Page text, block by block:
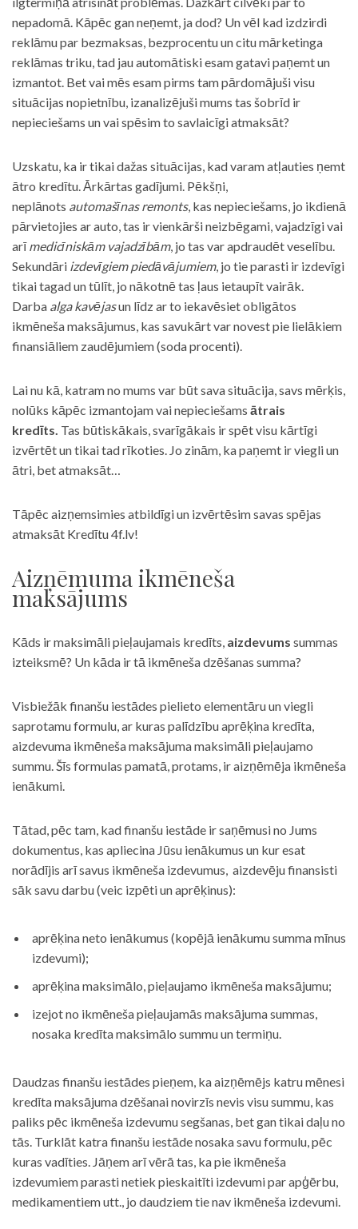
nepadomā. Kāpēc gan neņemt, ja dod? Un vēl kad izdzirdi
reklāmu par bezmaksas, bezprocentu un citu mārketinga
reklāmas triku, tad jau automātiski esam gatavi paņemt un
izmantot. Bet vai mēs esam pirms tam pārdomājuši visu
situācijas nopietnību, izanalizējuši mums tas šobrīd ir
nepieciešams un vai spēsim to savlaicīgi atmaksāt?
Uzskatu, ka ir tikai dažas situācijas, kad varam atļauties ņemt
ātro kredītu. Ārkārtas gadījumi. Pēkšņi,
neplānots automašīnas remonts, kas nepieciešams, jo ikdienā
pārvietojies ar auto, tas ir vienkārši neizbēgami, vajadzīgi vai
arīmedicīniskām vajadzībām, jo tas var apdraudēt veselību.
Sekundāri izdevīgiem piedāvājumiem, jo tie parasti ir izdevīgi
tikai tagad un tūlīt, jo nākotnē tas ļaus ietaupīt vairāk.
Darba alga kavējasun līdz ar to iekavēsiet obligātos
ikmēneša maksājumus, kas savukārt var novest pie lielākiem
finansiāliem zaudējumiem (soda procenti).
Lai nu kā, katram no mums var būt sava situācija, savs mērķis,
nolūks kāpēc izmantojam vai nepieciešams ātrais
kredīts. Tas būtiskākais, svarīgākais ir spēt visu kārtīgi
izvērtēt un tikai tad rīkoties. Jo zinām, ka paņemt ir viegli un
ātri, bet atmaksāt…
Tāpēc aizņemsimies atbildīgi un izvērtēsim savas spējas
atmaksāt Kredītu 4f.lv!
Aizņēmuma ikmēneša
maksājums
Kāds ir maksimāli pieļaujamais kredīts, aizdevums summas
izteiksmē? Un kāda ir tā ikmēneša dzēšanas summa?
Visbiežāk finanšu iestādes pielieto elementāru un viegli
saprotamu formulu, ar kuras palīdzību aprēķina kredīta,
aizdevuma ikmēneša maksājuma maksimāli pieļaujamo
summu. Šīs formulas pamatā, protams, ir aizņēmēja ikmēneša
ienākumi.
Tātad, pēc tam, kad finanšu iestāde ir saņēmusi no Jums
dokumentus, kas apliecina Jūsu ienākumus un kur esat
norādījis arī savus ikmēneša izdevumus, aizdevēju finansisti
sāk savu darbu (veic izpēti un aprēķinus):
aprēķina neto ienākumus (kopējā ienākumu summa mīnus
izdevumi);
aprēķina maksimālo, pieļaujamo ikmēneša maksājumu;
izejot no ikmēneša pieļaujamās maksājuma summas,
nosaka kredīta maksimālo summu un termiņu.
Daudzas finanšu iestādes pieņem, ka aizņēmējs katru mēnesi
kredīta maksājuma dzēšanai novirzīs nevis visu summu, kas
paliks pēc ikmēneša izdevumu segšanas, bet gan tikai daļu no
tās. Turklāt katra finanšu iestāde nosaka savu formulu, pēc
kuras vadīties. Jāņem arī vērā tas, ka pie ikmēneša
izdevumiem parasti netiek pieskaitīti izdevumi par apģērbu,
medikamentiem utt., jo daudziem tie nav ikmēneša izdevumi.